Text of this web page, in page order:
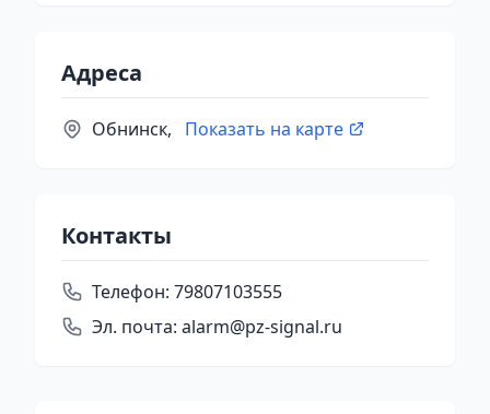
Адреса
Обнинск, Показать на карте
Контакты
Телефон: 79807103555
Эл. почта: alarm@pz-signal.ru